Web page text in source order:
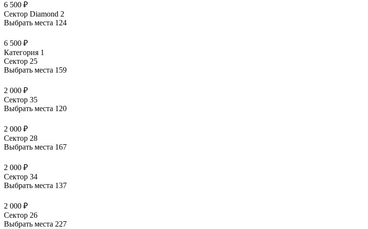
6 500 ₽
Сектор Diamond 2
Выбрать места 124
6 500 ₽
Категория 1
Сектор 25
Выбрать места 159
2 000 ₽
Сектор 35
Выбрать места 120
2 000 ₽
Сектор 28
Выбрать места 167
2 000 ₽
Сектор 34
Выбрать места 137
2 000 ₽
Сектор 26
Выбрать места 227